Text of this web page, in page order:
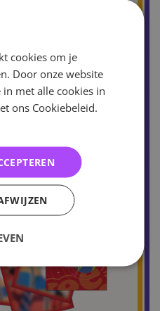
cookies om je
Door onze website
met alle cookies in
ons Cookiebeleid.